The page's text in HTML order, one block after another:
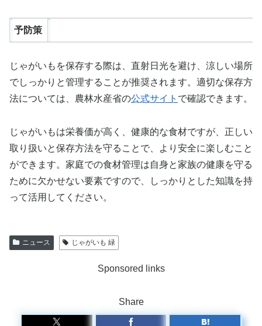
予防策
じゃがいもを保存する際は、直射日光を避け、涼しい場所
でしっかりと管理することが推奨されます。適切な保存方
法については、農林水産省の公式サイト で確認できます。
じゃがいもは栄養価が高く、健康的な食材ですが、正しい
取り扱いと保存方法を守ることで、より安全に楽しむこと
ができます。家庭での食材管理は自身と家族の健康を守る
ために欠かせない要素ですので、しっかりとした知識を持
って活用してください。
ニュース じゃがいも 緑
Sponsored links
Share